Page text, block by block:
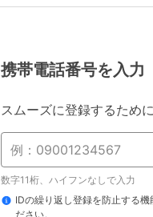
携帯電話番号を入力
スムーズに登録するため
数字11桁、ハイフンなしで入力
IDの繰り返し登録を防止する
ださい。